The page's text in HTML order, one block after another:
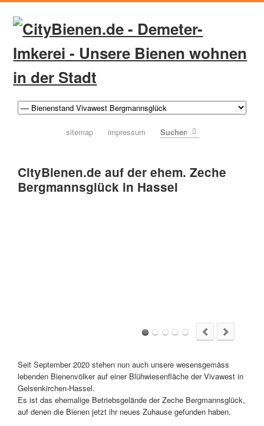
sitemap impressum
CityBienen.de auf der ehem. Zeche
Bergmannsglück in Hassel
Seit September 2020 stehen nun auch unsere wesensgemäss
lebenden Bienenvölker auf einer Blühwiesenfläche der Vivawest in
Gelsenkirchen-Hassel.
Es ist das ehemalige Betriebsgelände der Zeche Bergmannsglück,
auf denen die Bienen jetzt ihr neues Zuhause gefunden haben.